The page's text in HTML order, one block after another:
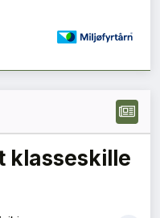
klasseskille